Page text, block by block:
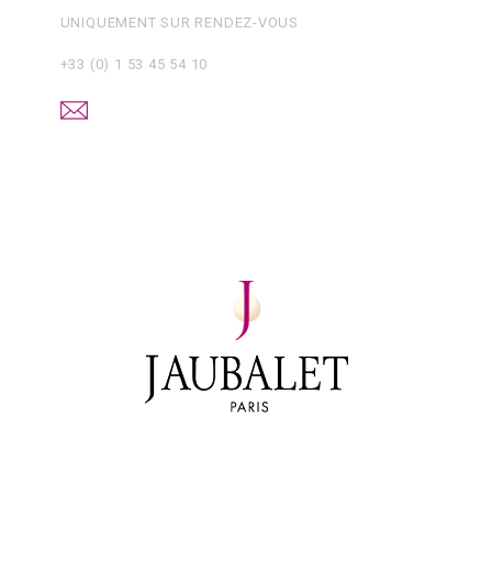
UNIQUEMENT SUR RENDEZ-VOUS
+33 (0) 1 53 45 54 10